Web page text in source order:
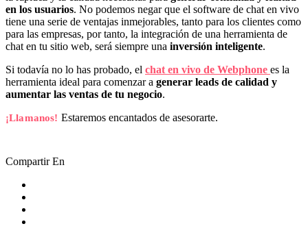
en los usuarios. No podemos negar que el software de chat en vivo
tiene una serie de ventajas inmejorables, tanto para los clientes como
para las empresas, por tanto, la integración de una herramienta de
chat en tu sitio web, será siempre una inversión inteligente.
Si todavía no lo has probado, el chat en vivo de Webphone es la
herramienta ideal para comenzar a generar leads de calidad y
aumentar las ventas de tu negocio.
¡Llamanos! Estaremos encantados de asesorarte.
Compartir En